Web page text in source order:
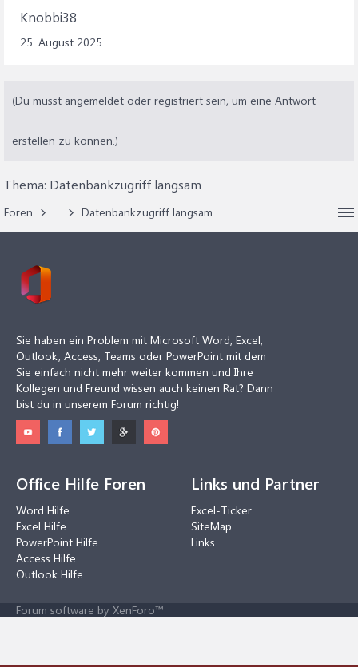
Knobbi38
25. August 2025
(Du musst angemeldet oder registriert sein, um eine Antwort
erstellen zu können.)
Thema: Datenbankzugriff langsam
Foren ... Datenbankzugriff langsam
Sie haben ein Problem mit Microsoft Word, Excel,
Outlook, Access, Teams oder PowerPoint mit dem
Sie einfach nicht mehr weiter kommen und Ihre
Kollegen und Freund wissen auch keinen Rat? Dann
bist du in unserem Forum richtig!
Office Hilfe Foren
Word Hilfe
Excel Hilfe
PowerPoint Hilfe
Access Hilfe
Outlook Hilfe
Links und Partner
Excel-Ticker
SiteMap
Links
Forum software by XenForo™